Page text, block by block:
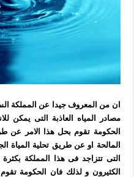
ان من المعروف جيدا عن المملكة
مصادر المياه العاذبة التى يمكن
الحكومة تقوم بحل هذا الامر عن
المالحة او عن طريق تحلية المياة
التى تتزاجد فى هذا المملكة
الكثيرون و لذلك فان الحكومة